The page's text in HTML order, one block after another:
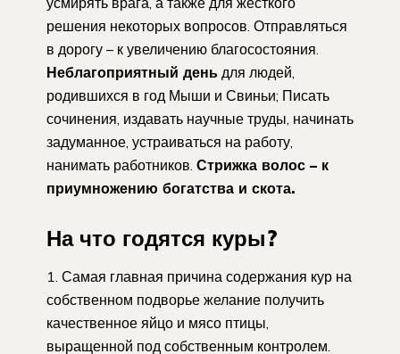
решения некоторых вопросов. Отправляться
в дорогу – к увеличению благосостояния.
Неблагоприятный день для людей,
родившихся в год Мыши и Свиньи; Писать
сочинения, издавать научные труды, начинать
задуманное, устраиваться на работу,
нанимать работников. Стрижка волос – к
приумножению богатства и скота.
На что годятся куры?
1. Самая главная причина содержания кур на
собственном подворье желание получить
качественное яйцо и мясо птицы,
выращенной под собственным контролем.